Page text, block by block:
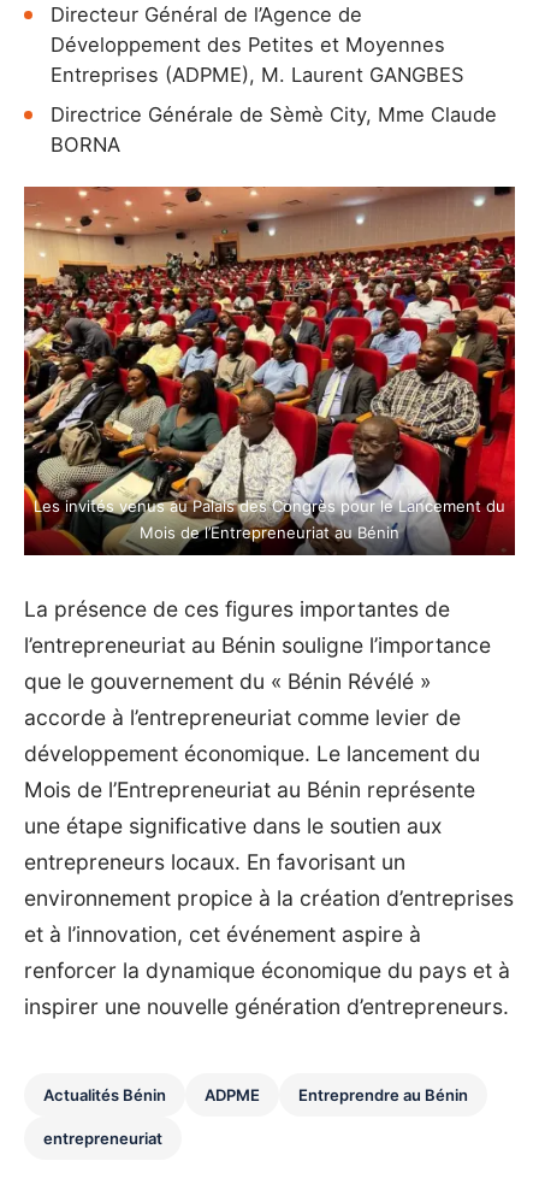
Directeur Général de l’Agence de
Développement des Petites et Moyennes
Entreprises (ADPME), M. Laurent GANGBES
Directrice Générale de Sèmè City, Mme Claude
BORNA
Les invités venus au Palais des Congrès pour le Lancement du
Mois de l’Entrepreneuriat au Bénin
La présence de ces figures importantes de
l’entrepreneuriat au Bénin souligne l’importance
que le gouvernement du « Bénin Révélé »
accorde à l’entrepreneuriat comme levier de
développement économique. Le lancement du
Mois de l’Entrepreneuriat au Bénin représente
une étape significative dans le soutien aux
entrepreneurs locaux. En favorisant un
environnement propice à la création d’entreprises
et à l’innovation, cet événement aspire à
renforcer la dynamique économique du pays et à
inspirer une nouvelle génération d’entrepreneurs.
Actualités Bénin ADPME Entreprendre au Bénin
entrepreneuriat